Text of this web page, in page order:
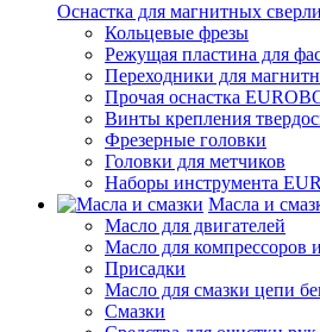
Оснастка для магнитных
Кольцевые фрезы
Режущая пластина для
Переходники для
Прочая оснастка
Винты крепления
Фрезерные головки
Головки для метчиков
Наборы инструмента
Масла и
Масло для двигателей
Масло для компрессоров
Присадки
Масло для смазки цепи
Смазки